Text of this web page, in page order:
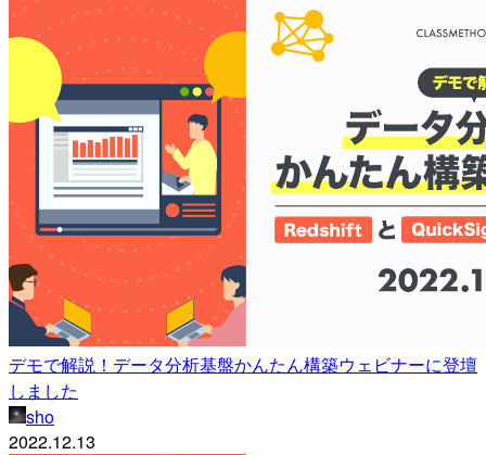
デモで解説！データ分析基盤かんたん構築ウェビナーに登壇
しました
sho
2022.12.13